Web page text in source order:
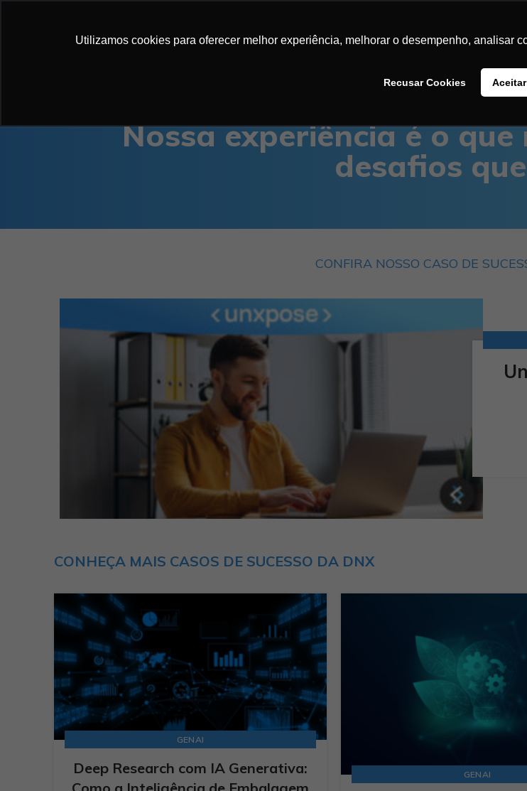
Utilizamos cookies para oferecer melhor experiência, melhorar o desempenho, analisar
Recusar Cookies
Nossa experiência é o
desafios
CONFIRA NOSSO CASO DE
CONHEÇA MAIS CASOS DE SUCESSO DA DNX
GENAI
Deep Research com IA Generativa:
GENAI